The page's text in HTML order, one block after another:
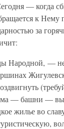
— когда
к
за
Народной, —
— башни —
жилье во